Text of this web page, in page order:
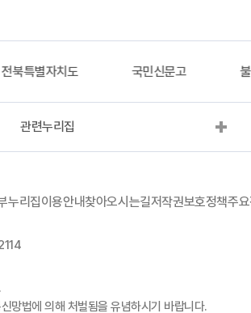
전북특별자치도 국민신문고
관련누리집
누리집이용안내찾아오시는길저작권보호정책주
망법에 의해 처벌됨을 유념하시기 바랍니다.